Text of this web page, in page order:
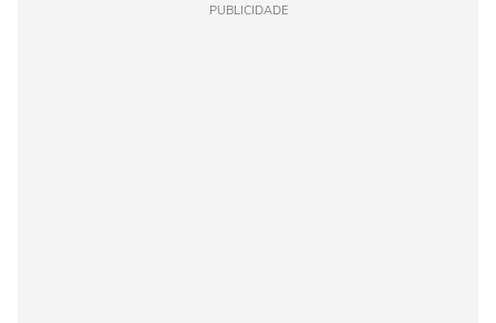
PUBLICIDADE